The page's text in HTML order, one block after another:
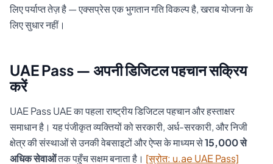
लिए पर्याप्त तेज़ है — एक्सप्रेस एक भुगतान गति विकल्प है, खराब योजना के
लिए सुधार नहीं।
UAE Pass — अपनी डिजिटल पहचान सक्रिय
करें
UAE Pass UAE का पहला राष्ट्रीय डिजिटल पहचान और हस्ताक्षर
समाधान है। यह पंजीकृत व्यक्तियों को सरकारी, अर्ध-सरकारी, और निजी
क्षेत्र की संस्थाओं से उनकी वेबसाइटों और ऐप्स के माध्यम से15,000 से
अधिक सेवाओंतक पहुँच सक्षम बनाता है। [स्रोत: u.ae UAE Pass]